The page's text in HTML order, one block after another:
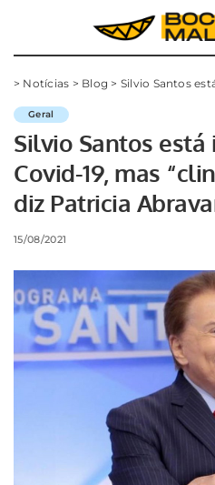
> Notícias > Blog > Silvio Santos está internado
Geral
Silvio Santos
Covid-19, mas
diz Patricia
15/08/2021